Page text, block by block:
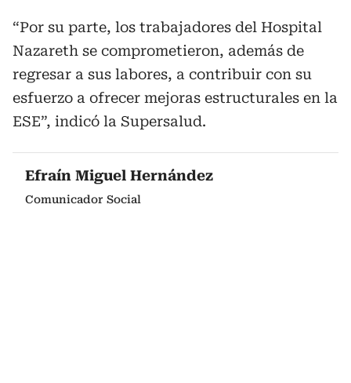
“Por su parte, los trabajadores del Hospital
Nazareth se comprometieron, además de
regresar a sus labores, a contribuir con su
esfuerzo a ofrecer mejoras estructurales en la
ESE”, indicó la Supersalud.
Efraín Miguel Hernández
Comunicador Social